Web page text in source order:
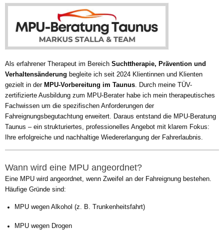
Als erfahrener Therapeut im Bereich Suchttherapie, Prävention und
Verhaltensänderung begleite ich seit 2024 Klientinnen und Klienten
gezielt in der MPU-Vorbereitung im Taunus. Durch meine TÜV-
zertifizierte Ausbildung zum MPU-Berater habe ich mein therapeutisches
Fachwissen um die spezifischen Anforderungen der
Fahreignungsbegutachtung erweitert. Daraus entstand die MPU-Beratung
Taunus – ein strukturiertes, professionelles Angebot mit klarem Fokus:
Ihre erfolgreiche und nachhaltige Wiedererlangung der Fahrerlaubnis.
Wann wird eine MPU angeordnet?
Eine MPU wird angeordnet, wenn Zweifel an der Fahreignung bestehen.
Häufige Gründe sind:
MPU wegen Alkohol (z. B. Trunkenheitsfahrt)
MPU wegen Drogen